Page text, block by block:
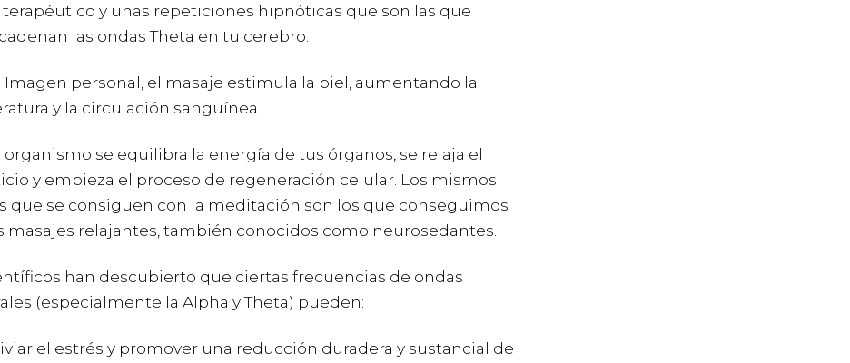
y unas repeticiones hipnóticas que son las que
las ondas Theta en tu cerebro.
Imagen personal, el masaje estimula la piel, aumentando la
y la circulación sanguínea.
organismo se equilibra la energía de tus órganos, se relaja el
y empieza el proceso de regeneración celular. Los mismos
que se consiguen con la meditación son los que conseguimos
masajes relajantes, también conocidos como neurosedantes.
han descubierto que ciertas frecuencias de ondas
(especialmente la Alpha y Theta) pueden:
el estrés y promover una reducción duradera y sustancial de